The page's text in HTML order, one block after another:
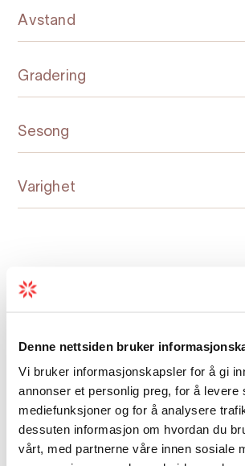
Denne nettsiden bruker
Vi bruker informasjonskapsler for å gi
annonser et personlig preg, for å levere
mediefunksjoner og for å analysere
dessuten informasjon om hvordan du
vårt, med partnerne våre innen sosiale
Stuasete. Her er det skilta til
ved ein stor stein på
kan du gå vidare på merka rute
Botsvatnet, eller på umerka
grusvegen opp til parkeringa
Total gangtid: 4 timar
Sesong: Mai - November
Vanskegrad/gradering:​​​​​​​Blå,
Avstand
Gradering
Sesong
Varighet